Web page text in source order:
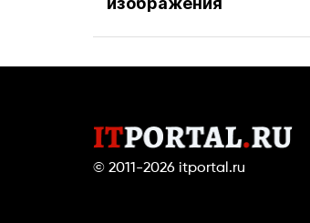
© 2011-2026 itportal.ru